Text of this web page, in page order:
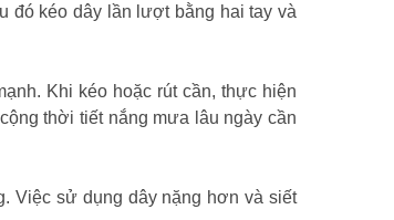
đó kéo dây lần lượt bằng hai tay và
Khi kéo hoặc rút cần, thực hiện
thời tiết nắng mưa lâu ngày cần
Việc sử dụng dây nặng hơn và siết